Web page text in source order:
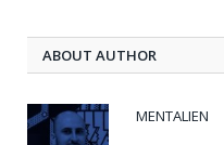
ABOUT AUTHOR
MENTALIEN